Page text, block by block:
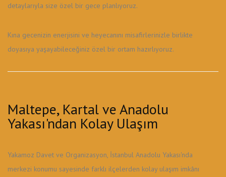
detaylarıyla size özel bir gece planlıyoruz.
Kına gecenizin enerjisini ve heyecanını misafirlerinizle birlikte
doyasıya yaşayabileceğiniz özel bir ortam hazırlıyoruz.
Maltepe, Kartal ve Anadolu
Yakası'ndan Kolay Ulaşım
Yakamoz Davet ve Organizasyon, İstanbul Anadolu Yakası'nda
merkezi konumu sayesinde farklı ilçelerden kolay ulaşım imkânı